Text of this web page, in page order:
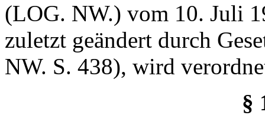
(LOG. NW.) vom 10. Juli
zuletzt geändert durch
NW. S. 438), wird
§